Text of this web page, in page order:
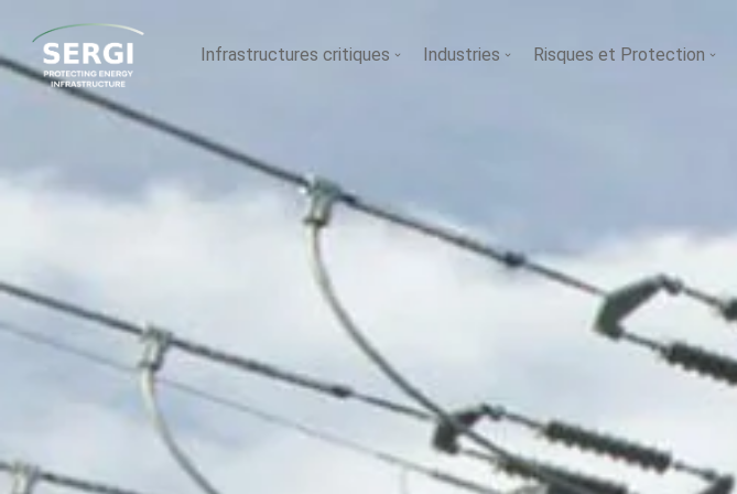
Infrastructures critiques Industries Risques et Protection